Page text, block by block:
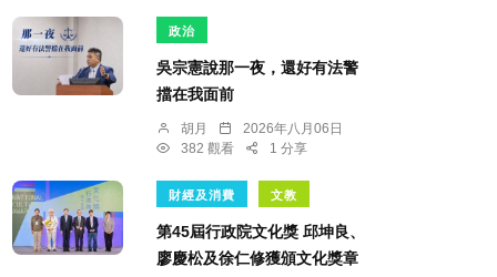
政治
吳宗憲說那一夜，還好有法警
擋在我面前
胡月
2026年八月06日
382 觀看
1 分享
財經及消費 文教
第45屆行政院文化獎 邱坤良、
廖慶松及徐仁修獲頒文化獎章